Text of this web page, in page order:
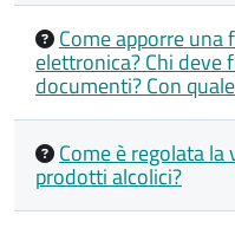
Come apporre una
elettronica? Chi deve
documenti? Con
Come è regolata la
prodotti alcolici?